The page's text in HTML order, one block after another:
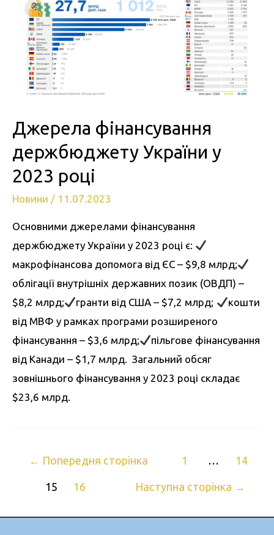
Джерела фінансування
держбюджету України у
2023 році
Новини / 11.07.2023
Основними джерелами фінансування
держбюджету України у 2023 році є:
макрофінансова допомога від ЄС – $9,8 млрд;
облігації внутрішніх державних позик (ОВДП) –
$8,2 млрд;
гранти від США – $7,2 млрд;
кошти
від МВФ у рамках програми розширеного
фінансування – $3,6 млрд;
пільгове фінансування
від Канади – $1,7 млрд. Загальний обсяг
зовнішнього фінансування у 2023 році складає
$23,6 млрд.
← Попередня сторінка 1 … 14
15 16 Наступна сторінка →